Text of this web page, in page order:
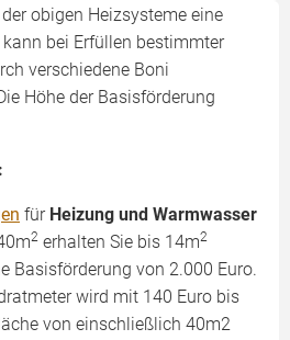
obigen Heizsysteme eine
bei Erfüllen bestimmter
verschiedene Boni
Höhe der Basisförderung
für Heizung und Warmwasser
2 erhalten Sie bis 14m2
Basisförderung von 2.000 Euro.
wird mit 140 Euro bis
von einschließlich 40m2